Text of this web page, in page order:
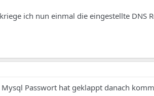
ich nun einmal die eingestellte DNS
Passwort hat geklappt danach